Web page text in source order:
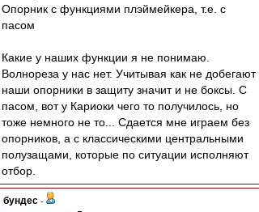
Опорник с функциями плэймейкера, т.е. с
пасом
Какие у наших функции я не понимаю.
Волнореза у нас нет. Учитывая как не добегают
наши опорники в защиту значит и не боксы. С
пасом, вот у Кариоки чего то получилось, но
тоже немного не то... Сдается мне играем без
опорников, а с классическими центральными
полузащами, которые по ситуации исполняют
отбор.
бундес -